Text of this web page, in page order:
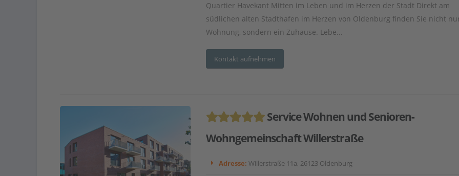
Quartier Havekant Mitten im Leben und im Herzen der Stadt Direkt am
südlichen alten Stadthafen im Herzen von Oldenburg finden Sie nicht
Wohnung, sondern ein Zuhause. Lebe...
Kontakt aufnehmen
Service Wohnen und Senioren-
Wohngemeinschaft Willerstraße
Adresse: Willerstraße 11a, 26123 Oldenburg